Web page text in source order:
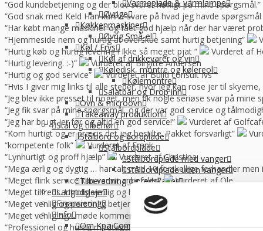
Varmeplade & varmlampe
Øvrige
Køkkenmaskiner
Øvrig Små-el
Køl / Frys
Køl af drikkevarer og vin
Køledisk, montre og kølereol
Kølemontre
Salatbar og Drop inn
Ovn & microovn
Takeaway produktion
Stål og tilbehør
Stålbord og bordplade
Stålbordplade
Stålbordplade med vanger
Stålbordplade uden vanger
Tilberedning og redskaber
Langtidsleje
Finansiering
Info
Om Kpa Company
“God kundebetjening og der blev svaret høfligt på mine spørgsmål.”
“God snak med Keld Han kunne svare på hvad jeg havde spørgsmål
“Har købt mange maskiner og fået god hjælp når der har været
“Hjemmeside nem og hurtig at overskue samt hurtig betjening”
“Hurtig køb og hurtig levering ! Ikke så meget pjat “
Vurderet af
“Hurtig levering. :-)”
Vurderet af Birgitte Andersen
“Hurtig og god service”
Vurderet af Build consult Ivs
“Hvis I giver mig links til alle steder, hvor jeg kan rose jer til
“Jeg blev ikke presset til noget, men fik nogle seriøse svar på mine
“Jeg fik svar på mine spørgsmål, og der var god service og
“Jeg har brugt jer før og altid en god service!”
Vurderet af
“Kom hurtigt og er præcis det jeg bestilte. Pakket forsvarligt”
“kompetente folk”
Vurderet af Frank
“Lynhurtigt og proff hjælp”
Vurderet af Christina
“Mega ærlig og dygtig … har talt med 10 forskellige forhandler men
“Meget flink service kan varmt anbefales”
Vurderet af Ole
“Meget tilfreds. Utrolig venlig og hjælpsom betjening.”
“Meget venlig og personlig betjening. Det var en god oplevelse.”
“Meget venlig og i møde kommende.”
Vurderet af Kirsten
“Professionel og hurtig modtagelse af de leverede varer. Nice